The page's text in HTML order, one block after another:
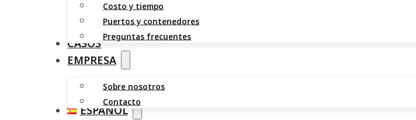
Costo y tiempo
Puertos y contenedores
Preguntas frecuentes
CASOS
EMPRESA
Sobre nosotros
Contacto
ESPAÑOL